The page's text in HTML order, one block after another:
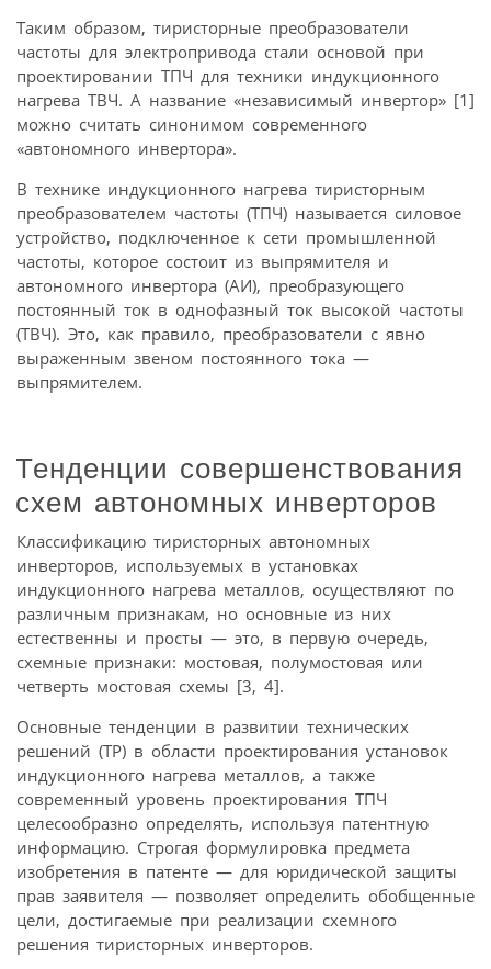
Таким образом, тиристорные преобразователи
частоты для электропривода стали основой при
проектировании ТПЧ для техники индукционного
нагрева ТВЧ. А название «независимый инвертор» [1]
можно считать синонимом современного
«автономного инвертора».
В технике индукционного нагрева тиристорным
преобразователем частоты (ТПЧ) называется силовое
устройство, подключенное к сети промышленной
частоты, которое состоит из выпрямителя и
автономного инвертора (АИ), преобразующего
постоянный ток в однофазный ток высокой частоты
(ТВЧ). Это, как правило, преобразователи с явно
выраженным звеном постоянного тока —
выпрямителем.
Тенденции совершенствования
схем автономных инверторов
Классификацию тиристорных автономных
инверторов, используемых в установках
индукционного нагрева металлов, осуществляют по
различным признакам, но основные из них
естественны и просты — это, в первую очередь,
схемные признаки: мостовая, полумостовая или
четверть мостовая схемы [3, 4].
Основные тенденции в развитии технических
решений (ТР) в области проектирования установок
индукционного нагрева металлов, а также
современный уровень проектирования ТПЧ
целесообразно определять, используя патентную
информацию. Строгая формулировка предмета
изобретения в патенте — для юридической защиты
прав заявителя — позволяет определить обобщенные
цели, достигаемые при реализации схемного
решения тиристорных инверторов.